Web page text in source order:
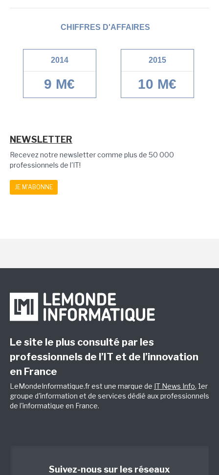
CHIFFRES D'AFFAIRES
2014
9 M€
2015
10 M€
NEWSLETTER
Recevez notre newsletter comme plus de 50 000
professionnels de l'IT!
JE M'ABONNE
Le site le plus consulté par les
professionnels de l’IT et de l’innovation
en France
LeMondeInformatique.fr est une marque de IT News Info, 1er
groupe d'information et de services dédié aux professionnels
de l'informatique en France.
Suivez-nous sur les réseaux